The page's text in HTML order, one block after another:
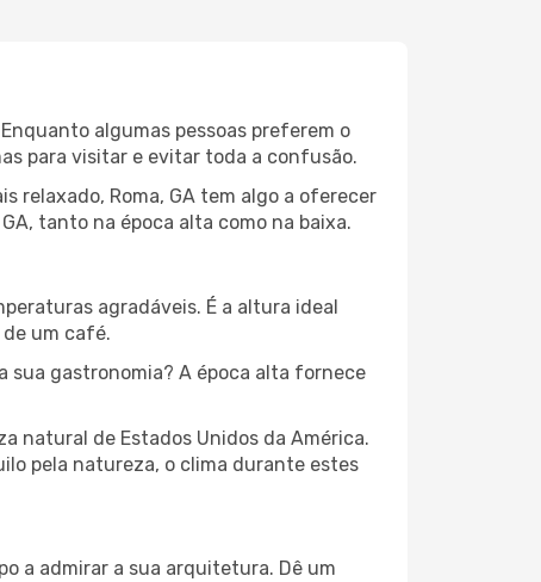
algumas pessoas preferem o
para visitar e evitar toda a confusão.
relaxado, Roma, GA tem algo a oferecer
tanto na época alta como na baixa.
agradáveis. É a altura ideal
um café.
sua gastronomia? A época alta fornece
natural de Estados Unidos da América.
pela natureza, o clima durante estes
a admirar a sua arquitetura. Dê um